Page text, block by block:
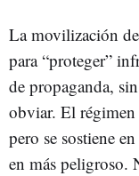
La movilización
para “proteger”
de propaganda,
obviar. El
pero se sostiene
en más peligroso.